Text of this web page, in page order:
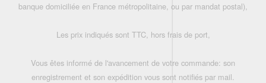
banque domiciliée en France métropolitaine, ou par mandat postal),
Les prix indiqués sont TTC, hors frais de port,
Vous êtes informé de l'avancement de votre commande: son
enregistrement et son expédition vous sont notifiés par mail.